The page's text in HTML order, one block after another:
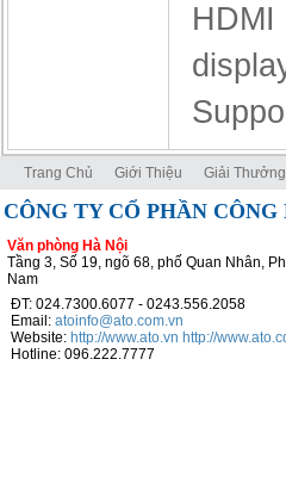
HDMI
Trang Chủ Giới Thiệu Giải Thưởng
CÔNG TY CỔ PHẦN
Văn phòng Hà Nội
Tầng 3, Số 19, ngõ 68, phố Quan Nhân,
Nam
ĐT: 024.7300.6077 - 0243.556.2058
Email: atoinfo@ato.com.vn
Website: http://www.ato.vn http://
Hotline: 096.222.7777